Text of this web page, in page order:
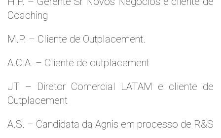
Coaching
M.P. – Cliente de Outplacement.
A.C.A. – Cliente de outplacement
JT – Diretor Comercial LATAM e cliente de
Outplacement
A.S. – Candidata da Agnis em processo de R&S